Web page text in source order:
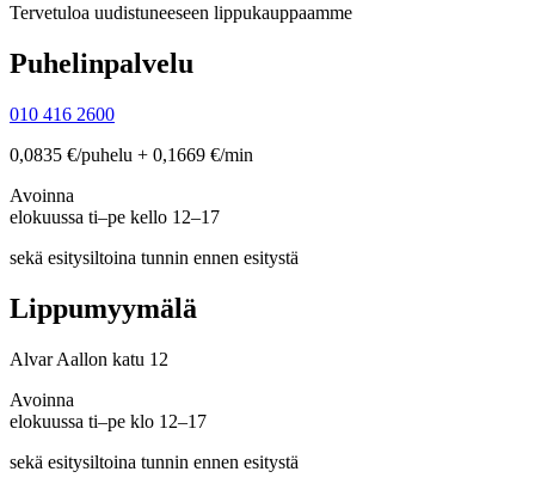
Tervetuloa uudistuneeseen lippukauppaamme
Puhelinpalvelu
010 416 2600
0,0835 €/puhelu + 0,1669 €/min
Avoinna
elokuussa ti–pe kello 12–17
sekä esitysiltoina tunnin ennen esitystä
Lippumyymälä
Alvar Aallon katu 12
Avoinna
elokuussa ti–pe klo 12–17
sekä esitysiltoina tunnin ennen esitystä